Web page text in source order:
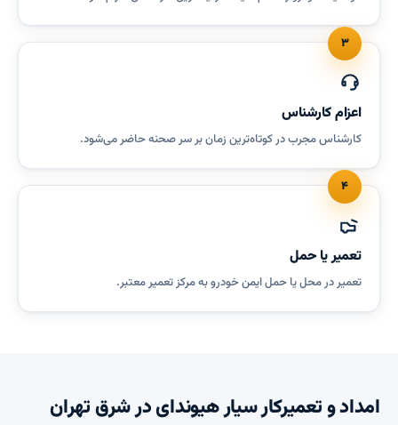
۳
اعزام کارشناس
کارشناس مجرب در کوتاه‌ترین زمان بر سر صحنه حاضر می‌شود.
۴
تعمیر یا حمل
تعمیر در محل یا حمل ایمن خودرو به مرکز تعمیر معتبر.
امداد و تعمیرکار سیار هیوندای در شرق تهران